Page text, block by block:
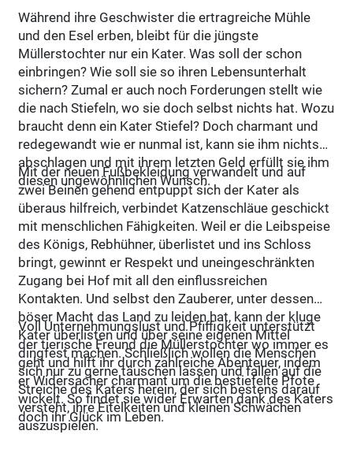
Während ihre Geschwister die ertragreiche Mühle
und den Esel erben, bleibt für die jüngste
Müllerstochter nur ein Kater. Was soll der schon
einbringen? Wie soll sie so ihren Lebensunterhalt
sichern? Zumal er auch noch Forderungen stellt wie
die nach Stiefeln, wo sie doch selbst nichts hat. Wozu
braucht denn ein Kater Stiefel? Doch charmant und
redegewandt wie er nunmal ist, kann sie ihm nichts
abschlagen und mit ihrem letzten Geld erfüllt sie ihm
diesen ungewöhnlichen Wunsch.
Mit der neuen Fußbekleidung verwandelt und auf
zwei Beinen gehend entpuppt sich der Kater als
überaus hilfreich, verbindet Katzenschläue geschickt
mit menschlichen Fähigkeiten. Weil er die Leibspeise
des Königs, Rebhühner, überlistet und ins Schloss
bringt, gewinnt er Respekt und uneingeschränkten
Zugang bei Hof mit all den einflussreichen
Kontakten. Und selbst den Zauberer, unter dessen
böser Macht das Land zu leiden hat, kann der kluge
Kater überlisten und über seine eigenen Mittel
dingfest machen. Schließlich wollen die Menschen
sich nur zu gerne täuschen lassen und fallen auf die
Streiche des Katers herein, der sich bestens darauf
versteht, ihre Eitelkeiten und kleinen Schwächen
auszuspielen.
Voll Unternehmungslust und Pfiffigkeit unterstützt
der tierische Freund die Müllerstochter wo immer es
geht und hilft ihr durch zahlreiche Abenteuer, indem
er Widersacher charmant um die bestiefelte Pfote
wickelt. So findet sie wider Erwarten dank des Katers
doch ihr Glück im Leben.